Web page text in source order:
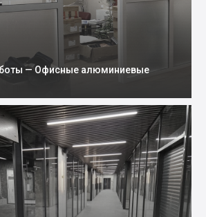
— Офисные алюминиевые